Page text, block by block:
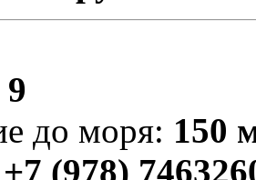
9
до моря: 150
+7 (978)